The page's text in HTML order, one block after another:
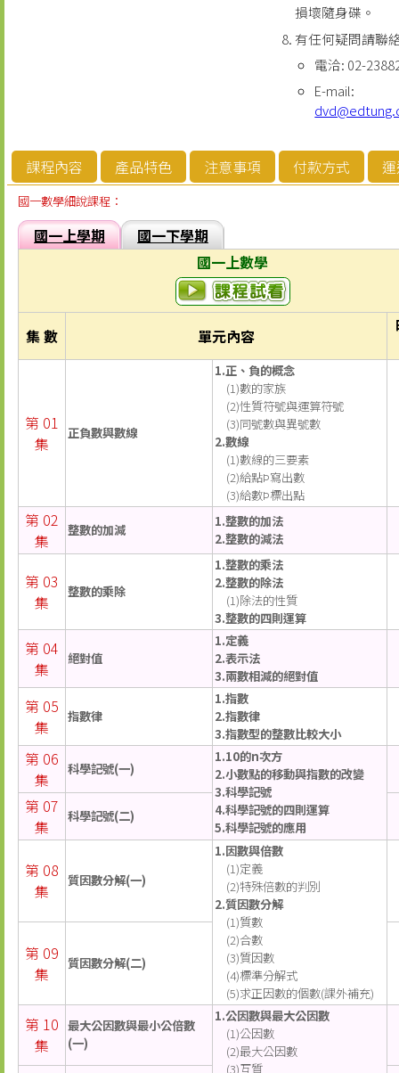
損壞隨身碟。
有任何疑問請聯
電洽: 02-
E-mail:
課程內容 產品特色 注意事項 付款方式
國一數學細說課程：
國一上學期
國一下學期
國一上數學
集 數 單元內容
第 01
集
正負數與數線
1.正、負的概念
(1)數的家族
(2)性質符號與運算符號
(3)同號數與異號數
2.數線
(1)數線的三要素
(2)給點Þ寫出數
(3)給數Þ標出點
第 02
集
整數的加減
1.整數的加法
2.整數的減法
第 03
集
整數的乘除
1.整數的乘法
2.整數的除法
(1)除法的性質
3.整數的四則運算
第 04
集
絕對值
1.定義
2.表示法
3.兩數相減的絕對值
第 05
集
指數律
1.指數
2.指數律
3.指數型的整數比較大小
第 06
集
科學記號(一)
1.10的n次方
2.小數點的移動與指數的改變
3.科學記號
4.科學記號的四則運算
5.科學記號的應用
第 07
集
科學記號(二)
第 08
集
質因數分解(一)
1.因數與倍數
(1)定義
(2)特殊倍數的判別
2.質因數分解
(1)質數
(2)合數
(3)質因數
(4)標準分解式
(5)求正因數的個數(課外補充)
第 09
集
質因數分解(二)
第 10
集
最大公因數與最小公倍數
(一)
1.公因數與最大公因數
(1)公因數
(2)最大公因數
(3)互質